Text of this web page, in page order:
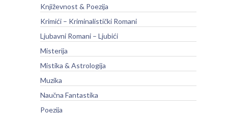
Književnost & Poezija
Krimići – Kriminalistički Romani
Ljubavni Romani – Ljubići
Misterija
Mistika & Astrologija
Muzika
Naučna Fantastika
Poezija